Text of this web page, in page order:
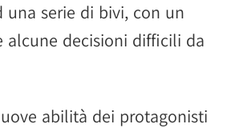
una serie di bivi, con un
alcune decisioni difficili da
abilità dei protagonisti